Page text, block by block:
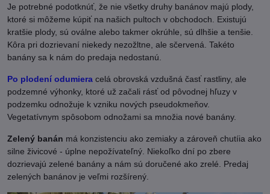
Je potrebné podotknúť, že nie všetky druhy banánov majú plody,
ktoré si môžeme kúpiť na našich pultoch v obchodoch. Existujú
kratšie plody, sú oválne alebo takmer okrúhle, sú dlhšie a tenšie.
Kôra pri dozrievaní niekedy nezožltne, ale sčervená. Takéto
banány sa k nám do predaja nedostanú.
Po plodení odumiera celá obrovská vzdušná časť rastliny, ale
podzemné výhonky, ktoré už začali rásť od pôvodnej hľuzy v
podzemku odnožuje k vzniku nových pseudokmeňov.
Vegetatívnym spôsobom odnožami sa množia nové banány.
Zelený banán má konzistenciu ako zemiaky a zároveň chutíia ako
silne živicové - úplne nepožívateľný. Niekoľko dní po zbere
dozrievajú zelené banány a nám sú doručené ako zrelé. Predaj
zelených banánov je veľmi rozšírený.